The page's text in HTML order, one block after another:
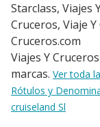
Starclass, Viajes
Cruceros, Viaje
Cruceros.com
Viajes Y
marcas. Ver toda
Rótulos y
cruiseland Sl